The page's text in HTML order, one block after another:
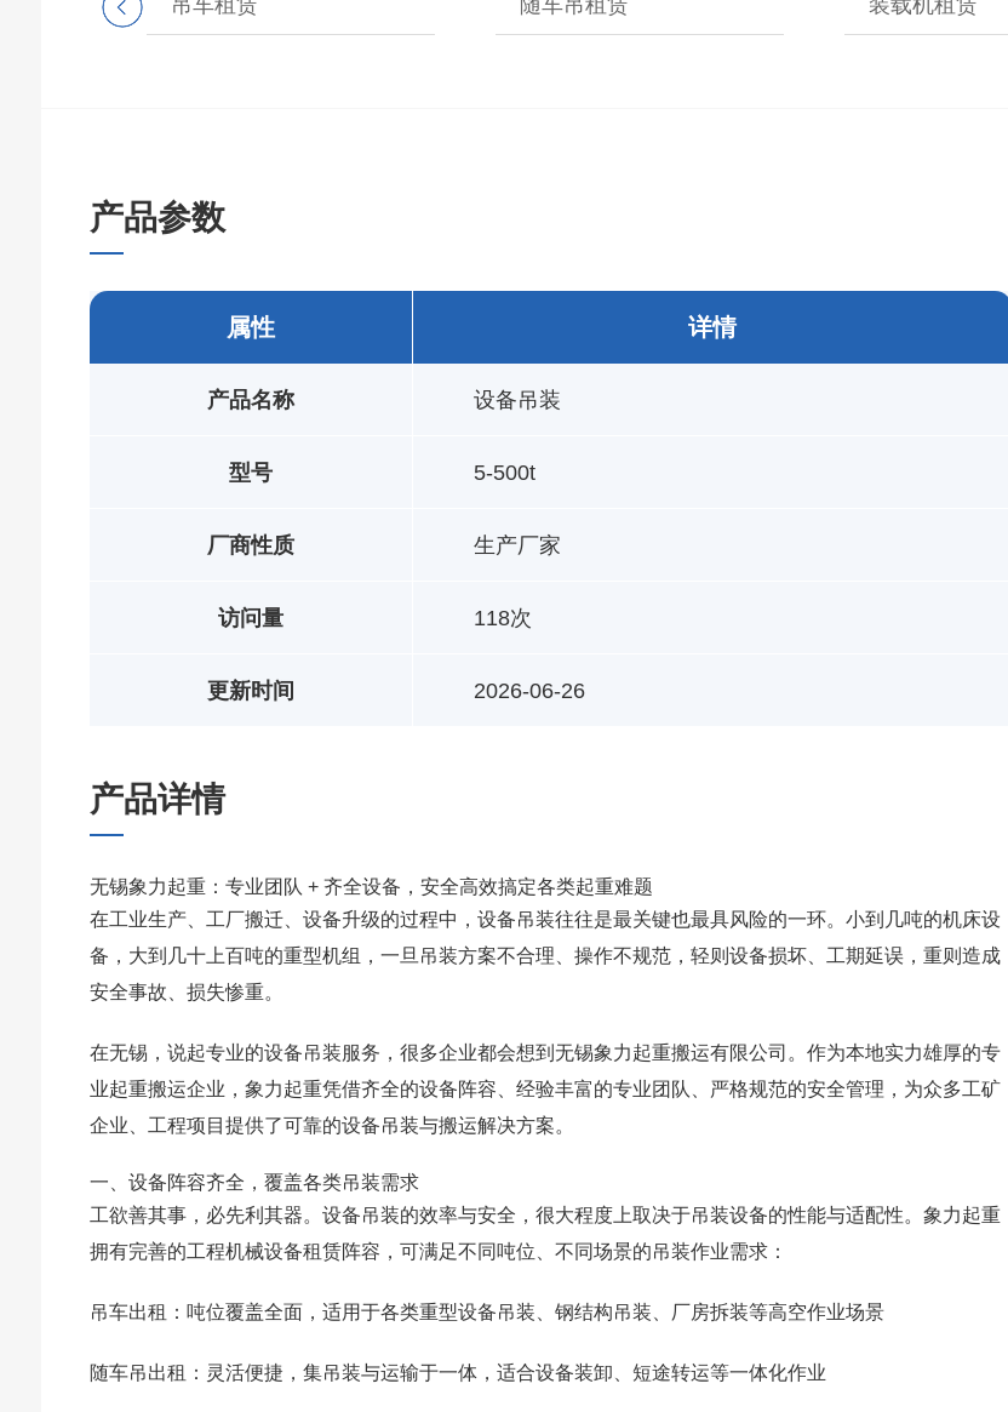
吊车租赁 随车吊租赁 装载机租赁
产品参数
属性
产品名称
型号
厂商性质
访问量
更新时间
详情
设备吊装
5-500t
生产厂家
118次
2026-06-26
产品详情
无锡象力起重：专业团队 + 齐全设备，安全高效搞定各类起重难题
在工业生产、工厂搬迁、设备升级的过程中，设备吊装往往是最关键也最具风险的一环。小到几吨的机床设
备，大到几十上百吨的重型机组，一旦吊装方案不合理、操作不规范，轻则设备损坏、工期延误，重则造成
安全事故、损失惨重。
在无锡，说起专业的设备吊装服务，很多企业都会想到 无锡象力起重搬运有限公司 。作为本地实力雄厚的专
业起重搬运企业，象力起重凭借齐全的设备阵容、经验丰富的专业团队、严格规范的安全管理，为众多工矿
企业、工程项目提供了可靠的设备吊装与搬运解决方案。
一、设备阵容齐全，覆盖各类吊装需求
工欲善其事，必先利其器。设备吊装的效率与安全，很大程度上取决于吊装设备的性能与适配性。象力起重
拥有完善的工程机械设备租赁阵容，可满足不同吨位、不同场景的吊装作业需求：
吊车出租 ：吨位覆盖全面，适用于各类重型设备吊装、钢结构吊装、厂房拆装等高空作业场景
随车吊出租 ：灵活便捷，集吊装与运输于一体，适合设备装卸、短途转运等一体化作业